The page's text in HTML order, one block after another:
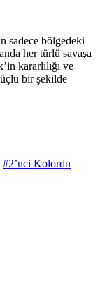
sadece bölgedeki
her türlü savaşa
kararlılığı ve
bir şekilde
#2’nci Kolordu